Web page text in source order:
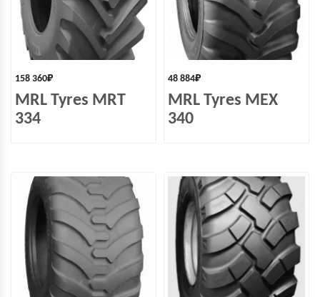
158 360₽
MRL Tyres MRT
334
48 884₽
MRL Tyres MEX
340